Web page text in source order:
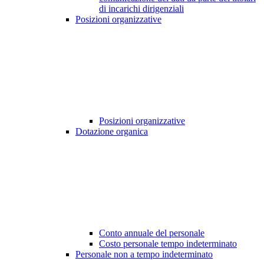
di incarichi dirigenziali
Posizioni organizzative
Posizioni organizzative
Dotazione organica
Conto annuale del personale
Costo personale tempo indeterminato
Personale non a tempo indeterminato